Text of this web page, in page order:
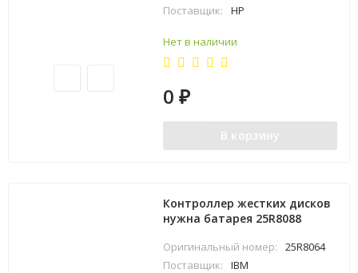
Поставщик:
HP
Нет в наличии
0₽
В корзину
Контроллер жестких дисков
нужна батарея 25R8088
Оригинальный номер:
25R8064
Поставщик:
IBM